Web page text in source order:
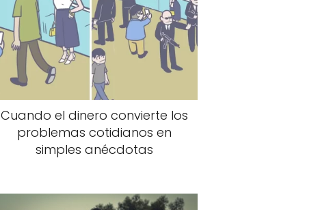
Cuando el dinero convierte los
problemas cotidianos en
simples anécdotas